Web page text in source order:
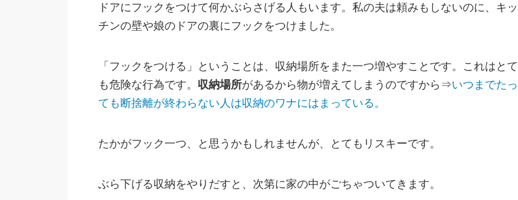
ドアにフックをつけて何かぶらさげる人もいます。私の夫は頼みもしないのに、キッ
チンの壁や娘のドアの裏にフックをつけました。
「フックをつける」ということは、収納場所をまた一つ増やすことです。これはとて
も危険な行為です。 収納場所があるから物が増えてしまうのですから⇒いつまでたっ
ても断捨離が終わらない人は収納のワナにはまっている。
たかがフック一つ、と思うかもしれませんが、とてもリスキーです。
ぶら下げる収納をやりだすと、次第に家の中がごちゃついてきます。